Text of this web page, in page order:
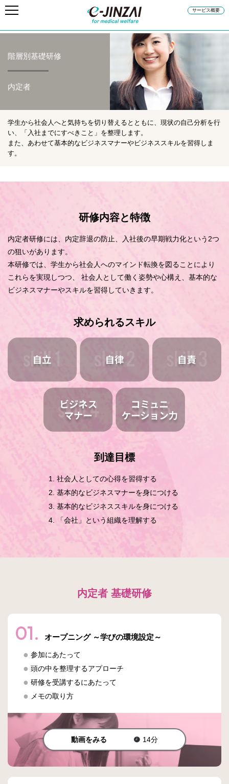
サービス概要
階層別基礎研修
内定者
学生から社会人へと気持ちを切り替えるとともに、現状の自己分析を行
い、「入社までにすべきこと」を整理します。
また、あわせて基本的なビジネスマナーやビジネススキルを習得しま
す。
研修内容と特徴
内定者研修には、内定辞退の防止、入社後の早期戦力化という2つ
の狙いがあります。
本研修では、学生から社会人へのマインド転換を図ることにより
これらを実現しつつ、
社会人として働く姿勢や心構え、基本的な
ビジネスマナーやスキルを習得していきます。
求められるスキル
到達目標
社会人としての心得を習得する
基本的なビジネスマナーを身につける
基本的なビジネススキルを身につける
「会社」という組織を理解する
内定者 基礎研修
01. オープニング ～学びの環境設定～
参加にあたって
頭の中を整理するアプローチ
研修を受講するにあたって
メモの取り方
動画をみる 14分